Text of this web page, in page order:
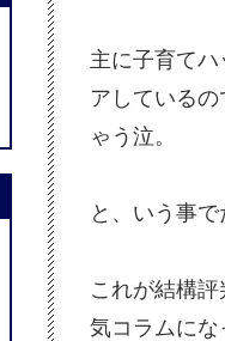
主に子育て
アしている
ゃう泣。
と、いう事
これが結構
気コラムにな